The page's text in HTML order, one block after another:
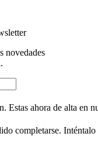
novedades
Estas ahora de alta en
completarse. Inténtalo